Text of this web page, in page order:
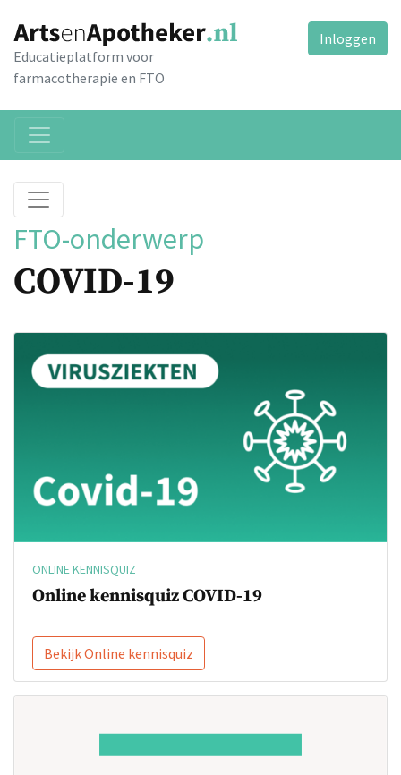
Educatieplatform voor
farmacotherapie en FTO
Inloggen
FTO-onderwerp
COVID-19
ONLINE KENNISQUIZ
Online kennisquiz COVID-19
Bekijk Online kennisquiz